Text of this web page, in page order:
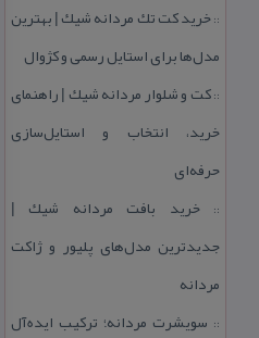
::خرید كت تك مردانه شیك | بهترین
مدل‌ها برای استایل رسمی و كژوال
::كت و شلوار مردانه شیك | راهنمای
خرید، انتخاب و استایل‌سازی
حرفه‌ای
::خرید بافت مردانه شیك |
جدیدترین مدل‌های پلیور و ژاكت
مردانه
:: سویشرت مردانه؛ تركیب ایده‌آل